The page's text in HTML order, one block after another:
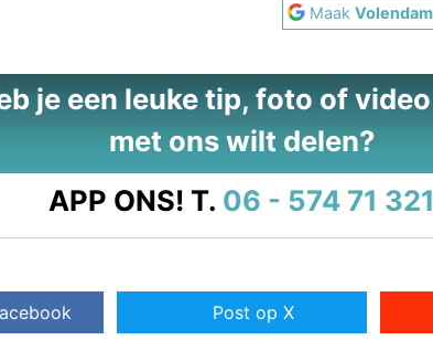
Maak
je een leuke tip, foto of
met ons wilt delen?
APP ONS! T. 06 - 574 71 321
Post op X